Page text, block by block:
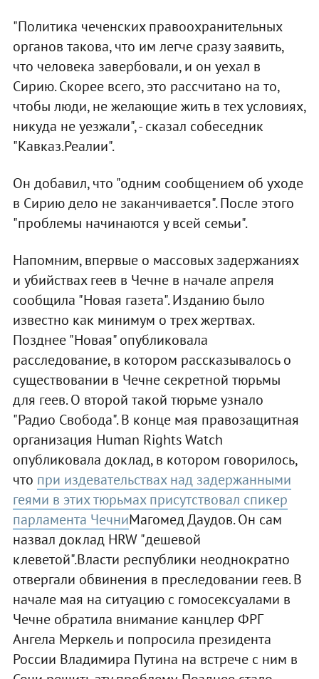
"Политика чеченских правоохранительных
органов такова, что им легче сразу заявить,
что человека завербовали, и он уехал в
Сирию. Скорее всего, это рассчитано на то,
чтобы люди, не желающие жить в тех условиях,
никуда не уезжали", - сказал собеседник
"Кавказ.Реалии".
Он добавил, что "одним сообщением об уходе
в Сирию дело не заканчивается". После этого
"проблемы начинаются у всей семьи".
Напомним, впервые о массовых задержаниях
и убийствах геев в Чечне в начале апреля
сообщила "Новая газета". Изданию было
известно как минимум о трех жертвах.
Позднее "Новая" опубликовала
расследование, в котором рассказывалось о
существовании в Чечне секретной тюрьмы
для геев. О второй такой тюрьме узнало
"Радио Свобода". В конце мая правозащитная
организация Human Rights Watch
опубликовала доклад, в котором говорилось,
что при издевательствах над задержанными
геями в этих тюрьмах присутствовал спикер
парламента ЧечниМагомед Даудов. Он сам
назвал доклад HRW "дешевой
клеветой".Власти республики неоднократно
отвергали обвинения в преследовании геев. В
начале мая на ситуацию с гомосексуалами в
Чечне обратила внимание канцлер ФРГ
Ангела Меркель и попросила президента
России Владимира Путина на встрече с ним в